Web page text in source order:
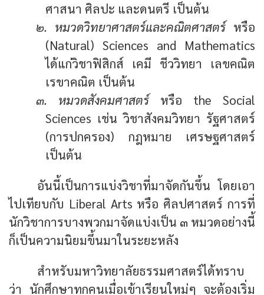
ศาสนา ศิลปะ และดนตรี เป็นต้น
๒. หมวดวิทยาศาสตร์และคณิตศาสตร์หรือ
(Natural) Sciences and Mathematics
ได้แก่วิชาฟิสิกส์ เคมี ชีววิทยา เลขคณิต
เรขาคณิต เป็นต้น
๓. หมวดสังคมศาสตร์หรือ the Social
Sciences เช่น วิชาสังคมวิทยา รัฐศาสตร์
(การปกครอง) กฎหมาย เศรษฐศาสตร์
เป็นต้น
อันนี้เป็นการแบ่งวิชาที่มาจัดกันขึ้น โดยเอา
ไปเทียบกับ Liberal Arts หรือ ศิลปศาสตร์ การที่
นักวิชาการบางพวกมาจัดแบ่งเป็น ๓ หมวดอย่างนี้
ก็เป็นความนิยมขึ้นมาในระยะหลัง
สำหรับมหาวิทยาลัยธรรมศาสตร์ได้ทราบ
ว่า นักศึกษาทุกคนเมื่อเข้าเรียนใหม่ๆ จะต้องเริ่ม